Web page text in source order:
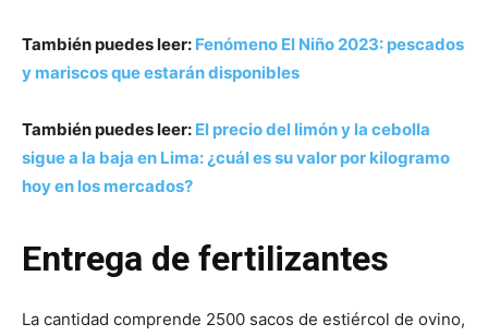
También puedes leer: Fenómeno El Niño 2023: pescados
y mariscos que estarán disponibles
También puedes leer: El precio del limón y la cebolla
sigue a la baja en Lima: ¿cuál es su valor por kilogramo
hoy en los mercados?
Entrega de fertilizantes
La cantidad comprende 2500 sacos de estiércol de ovino,